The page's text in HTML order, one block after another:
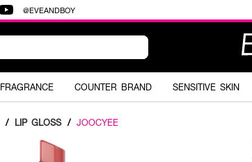
@EVEANDBOY
FRAGRANCE COUNTER BRAND SENSITIVE SKIN
/ LIP GLOSS / JOOCYEE